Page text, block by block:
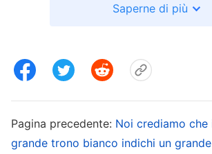
attraverso l’uso della parola per
e per tutto le impurità, le nozioni,
le aspirazioni individuali che
dell’uomo. Per quanto l’uomo
redento e perdonato per i suoi
solo ritenere che Dio non Si sia
Saperne di più
Pagina precedente: Noi crediamo
grande trono bianco indichi un